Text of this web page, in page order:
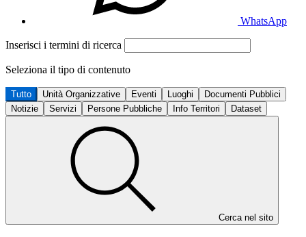
WhatsApp
Inserisci i termini di ricerca
Seleziona il tipo di contenuto
Tutto Unità Organizzative Eventi Luoghi
Documenti Pubblici
Notizie
Servizi Persone Pubbliche Info Territori Dataset
Cerca nel sito